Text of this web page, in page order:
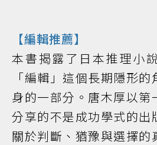
【編輯推薦】
本書揭露了日本推理小
「編輯」這個長期隱形
身的一部分。唐木厚以第
分享的不是成功學式的出
關於判斷、猶豫與選擇的